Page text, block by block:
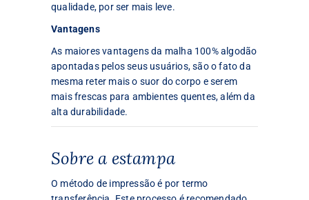
qualidade, por ser mais leve.
Vantagens
As maiores vantagens da malha 100% algodão
apontadas pelos seus usuários, são o fato da
mesma reter mais o suor do corpo e serem
mais frescas para ambientes quentes, além da
alta durabilidade.
Sobre a estampa
O método de impressão é por termo